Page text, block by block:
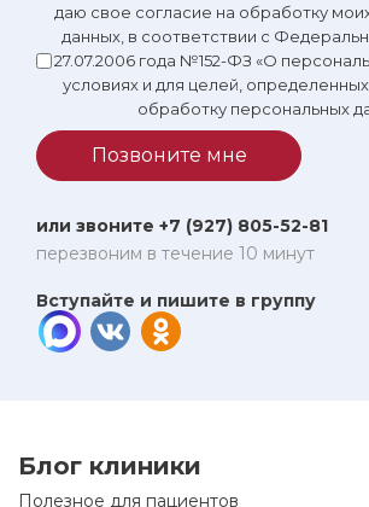
даю свое согласие на обработку
данных, в соответствии с
27.07.2006 года №152-ФЗ «О
условиях и для целей,
обработку персональных
Позвоните мне
или звоните +7 (927) 805-52-81
перезвоним в течение 10 минут
Вступайте и пишите в группу
Блог клиники
Полезное для пациентов